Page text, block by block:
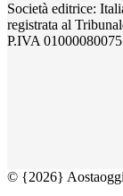
Società editrice:
registrata al
P.IVA 01000080075
© {2026}